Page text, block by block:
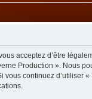
acceptez d’être
Production ». Nous
continuez d’utiliser «